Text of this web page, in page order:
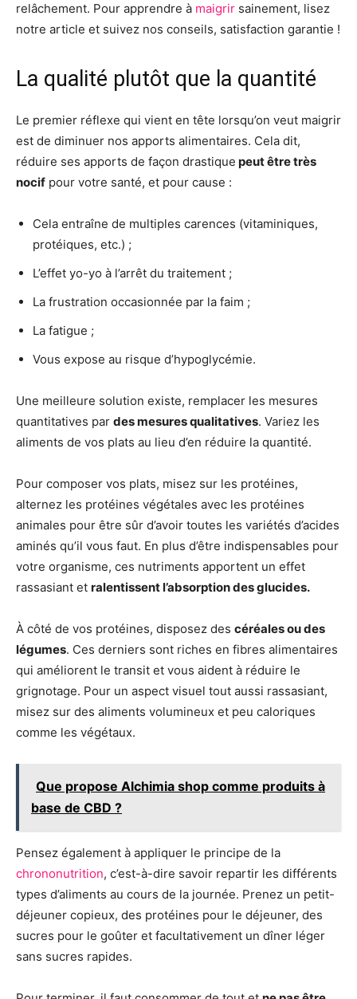
relâchement. Pour apprendre à maigrir sainement, lisez
notre article et suivez nos conseils, satisfaction garantie !
La qualité plutôt que la quantité
Le premier réflexe qui vient en tête lorsqu’on veut maigrir
est de diminuer nos apports alimentaires. Cela dit,
réduire ses apports de façon drastique peut être très
nocif pour votre santé, et pour cause :
Cela entraîne de multiples carences (vitaminiques,
protéiques, etc.) ;
L’effet yo-yo à l’arrêt du traitement ;
La frustration occasionnée par la faim ;
La fatigue ;
Vous expose au risque d’hypoglycémie.
Une meilleure solution existe, remplacer les mesures
quantitatives par des mesures qualitatives. Variez les
aliments de vos plats au lieu d’en réduire la quantité.
Pour composer vos plats, misez sur les protéines,
alternez les protéines végétales avec les protéines
animales pour être sûr d’avoir toutes les variétés d’acides
aminés qu’il vous faut. En plus d’être indispensables pour
votre organisme, ces nutriments apportent un effet
rassasiant et ralentissent l’absorption des glucides.
À côté de vos protéines, disposez des céréales ou des
légumes. Ces derniers sont riches en fibres alimentaires
qui améliorent le transit et vous aident à réduire le
grignotage. Pour un aspect visuel tout aussi rassasiant,
misez sur des aliments volumineux et peu caloriques
comme les végétaux.
Que propose Alchimia shop comme produits à
base de CBD ?
Pensez également à appliquer le principe de la
chrononutrition, c’est-à-dire savoir repartir les différents
types d’aliments au cours de la journée. Prenez un petit-
déjeuner copieux, des protéines pour le déjeuner, des
sucres pour le goûter et facultativement un dîner léger
sans sucres rapides.